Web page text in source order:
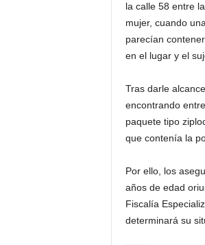
la calle 58 entre
mujer, cuando
parecían
en el lugar y el
Tras darle
encontrando
paquete tipo
que contenía la
Por ello, los
años de edad
Fiscalía
determinará su